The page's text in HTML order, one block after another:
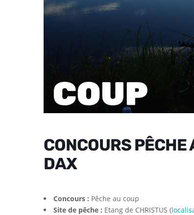
CONCOURS PÊCHE
DAX
Concours : Pêche au coup
Site de pêche : Etang de CHRISTUS (